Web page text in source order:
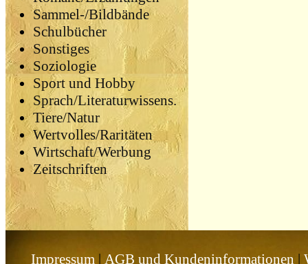
Sammel-/Bildbände
Schulbücher
Sonstiges
Soziologie
Sport und Hobby
Sprach/Literaturwissens.
Tiere/Natur
Wertvolles/Raritäten
Wirtschaft/Werbung
Zeitschriften
Impressum | AGB und Kundeninformationen |